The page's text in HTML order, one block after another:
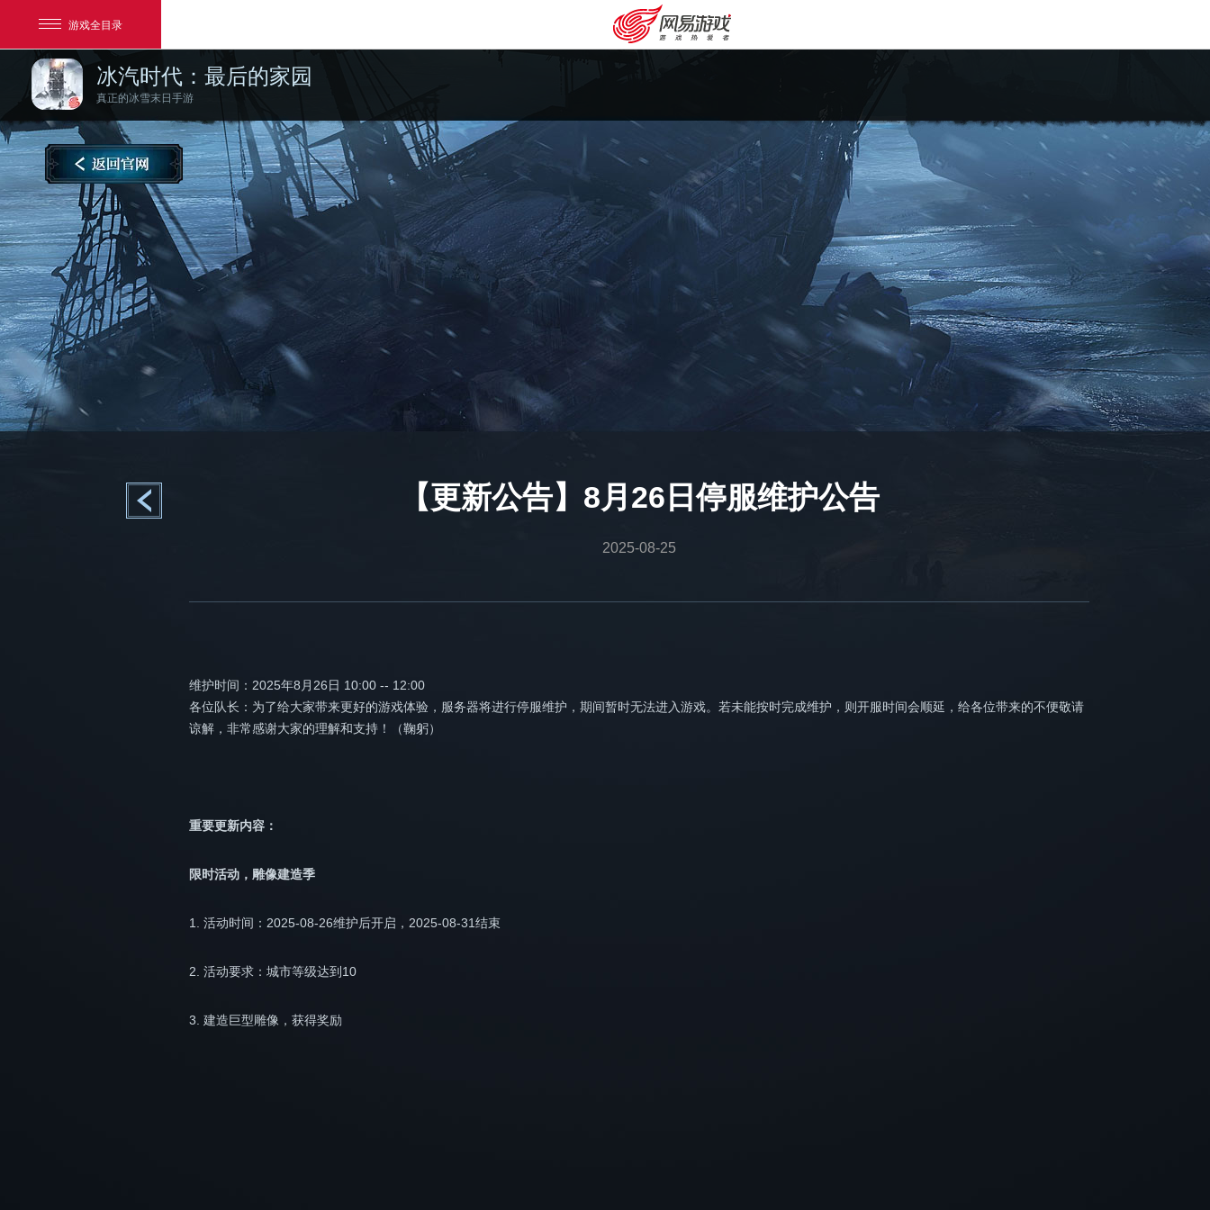
游戏全目录
网易游戏
游戏爱好者
冰汽时代：最后的家园
真正的冰雪末日手游
【更新公告】8月26日停服维护公告
2025-08-25
维护时间：2025年8月26日 10:00 -- 12:00
各位队长：为了给大家带来更好的游戏体验，服务器将进行停服维护，期间暂时无法进入游戏。若未能按时完成维护，则开服时间会顺延，给各位带来的不便敬请
谅解，非常感谢大家的理解和支持！（鞠躬）
重要更新内容：
限时活动，雕像建造季
1. 活动时间：2025-08-26维护后开启，2025-08-31结束
2. 活动要求：城市等级达到10
3. 建造巨型雕像，获得奖励